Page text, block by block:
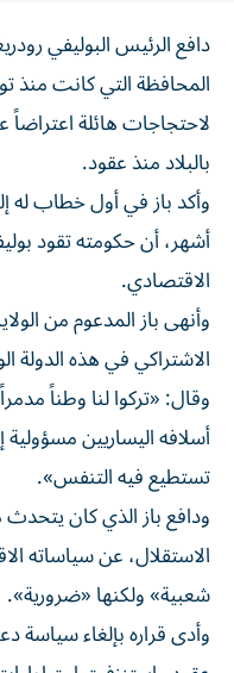
دافع الرئيس البوليفي
المحافظة التي كانت منذ
لاحتجاجات هائلة
بالبلاد منذ عقود.
وأكد باز في أول خطاب له
أشهر، أن حكومته تقود
الاقتصادي.
وأنهى باز المدعوم من
الاشتراكي في هذه الدولة
وقال: «تركوا لنا وطناً
أسلافه اليساريين
تستطيع فيه التنفس».
ودافع باز الذي كان
الاستقلال، عن سياساته
شعبية» ولكنها «ضرورية».
وأدى قراره بإلغاء سياسة